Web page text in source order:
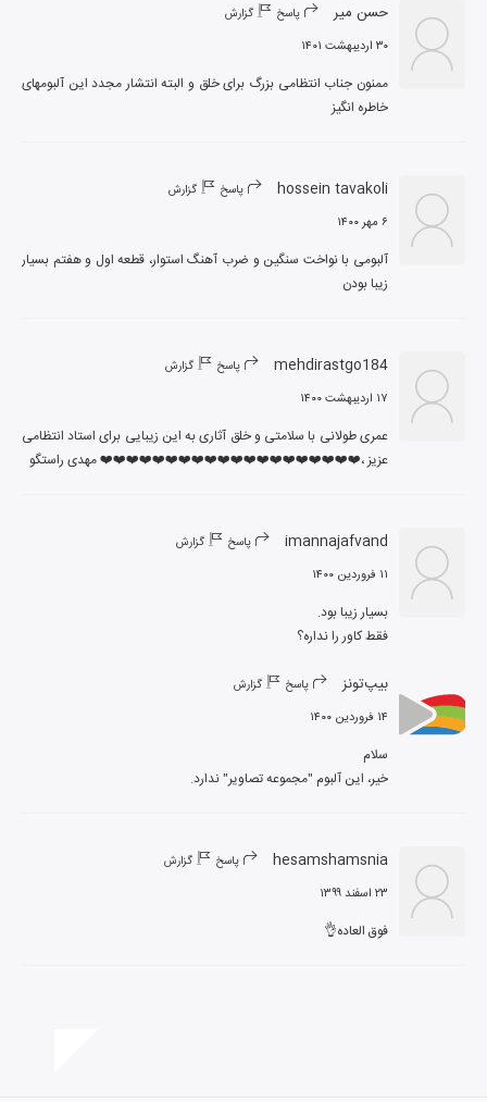
حسن میر پاسخ گزارش
۳۰ اردیبهشت ۱۴۰۱
ممنون جناب انتظامی بزرگ برای خلق و البته انتشار مجدد این آلبومهای
خاطره انگیز
hossein tavakoli پاسخ گزارش
۶ مهر ۱۴۰۰
آلبومی با نواخت سنگین و ضرب آهنگ استوار، قطعه اول و هفتم بسیار
زیبا بودن
mehdirastgo184 پاسخ گزارش
۱۷ اردیبهشت ۱۴۰۰
عزیز ،❤️❤️❤️❤️❤️❤️❤️❤️❤️❤️❤️❤️❤️❤️❤️❤️❤️❤️❤️❤️ مهدی راستگو
imannajafvand پاسخ گزارش
۱۱ فروردین ۱۴۰۰
فقط کاور را نداره؟
بیپ‌تونز پاسخ گزارش
۱۴ فروردین ۱۴۰۰
خیر، این آلبوم "مجموعه تصاویر" ندارد.
hesamshamsnia پاسخ گزارش
۲۳ اسفند ۱۳۹۹
فوق العاده👌